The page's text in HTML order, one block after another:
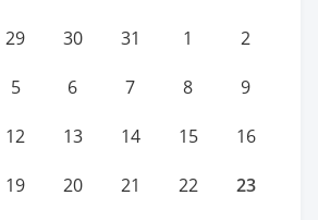
29 30 31 1 2
5 6 7 8 9
12 13 14 15 16
19 20 21 22 23